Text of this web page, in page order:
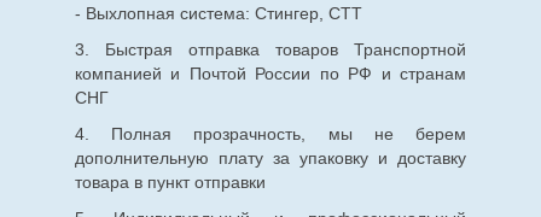
- Выхлопная система: Стингер, СТТ
3. Быстрая отправка товаров Транспортной
компанией и Почтой России по РФ и странам
СНГ
4. Полная прозрачность, мы не берем
дополнительную плату за упаковку и доставку
товара в пункт отправки